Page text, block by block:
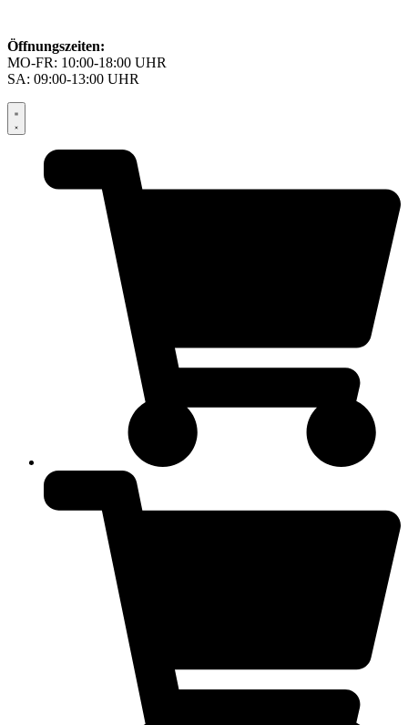
Öffnungszeiten:
MO-FR: 10:00-18:00 UHR
SA: 09:00-13:00 UHR